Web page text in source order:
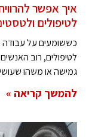
איך אפשר
לטיפולים
כששומעים על עבודה
לטיפולים, רוב
גמישה או משהו
להמשך קריאה »